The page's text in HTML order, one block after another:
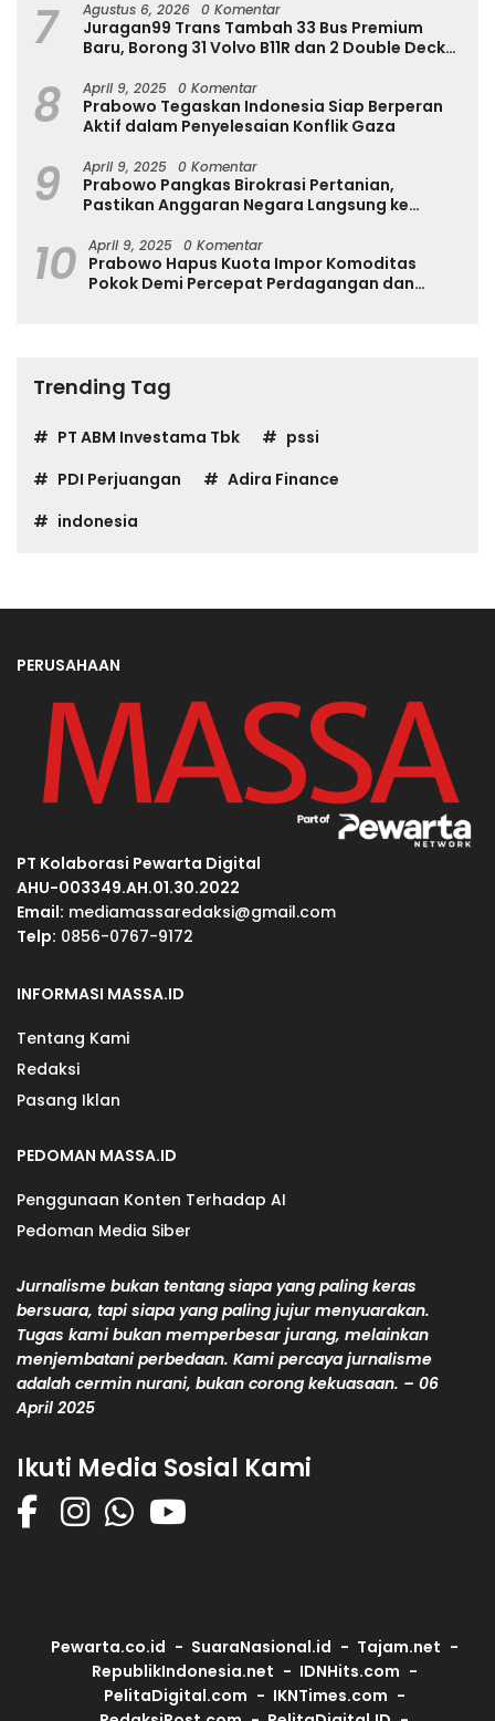
7 Agustus 6, 2026 0 Komentar
Juragan99 Trans Tambah 33 Bus Premium
Baru, Borong 31 Volvo B11R dan 2 Double Decker
8 April 9, 2025 0 Komentar
Prabowo Tegaskan Indonesia Siap Berperan
Aktif dalam Penyelesaian Konflik Gaza
9 April 9, 2025 0 Komentar
Prabowo Pangkas Birokrasi Pertanian,
Pastikan Anggaran Negara Langsung ke
10 April 9, 2025 0 Komentar
Prabowo Hapus Kuota Impor Komoditas
Pokok Demi Percepat Perdagangan dan
Trending Tag
PT ABM Investama Tbk
pssi
PDI Perjuangan
Adira Finance
indonesia
PERUSAHAAN
PT Kolaborasi Pewarta Digital
AHU-003349.AH.01.30.2022
Email: mediamassaredaksi@gmail.com
Telp: 0856-0767-9172
INFORMASI MASSA.ID
Tentang Kami
Redaksi
Pasang Iklan
PEDOMAN MASSA.ID
Penggunaan Konten Terhadap AI
Pedoman Media Siber
Jurnalisme bukan tentang siapa yang paling keras
bersuara, tapi siapa yang paling jujur menyuarakan.
Tugas kami bukan memperbesar jurang, melainkan
menjembatani perbedaan. Kami percaya jurnalisme
adalah cermin nurani, bukan corong kekuasaan. – 06
April 2025
Ikuti Media Sosial Kami
Pewarta.co.id SuaraNasional.id
Tajam.net
RepublikIndonesia.net
IDNHits.com
PelitaDigital.com
IKNTimes.com